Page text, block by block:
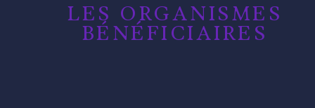
LES ORGANISMES
BÉNÉFICIAIRES